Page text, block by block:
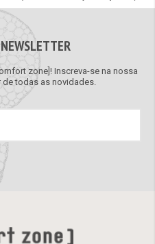
zone]! Inscreva-se na nossa
todas as novidades.